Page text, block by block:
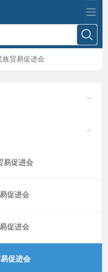
族贸易促进会
易促进会
促进会
促进会
促进会